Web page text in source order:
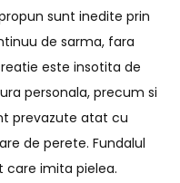
sunt inedite prin
de sarma, fara
este insotita de
personala, precum si
prevazute atat cu
de perete. Fundalul
imita pielea.